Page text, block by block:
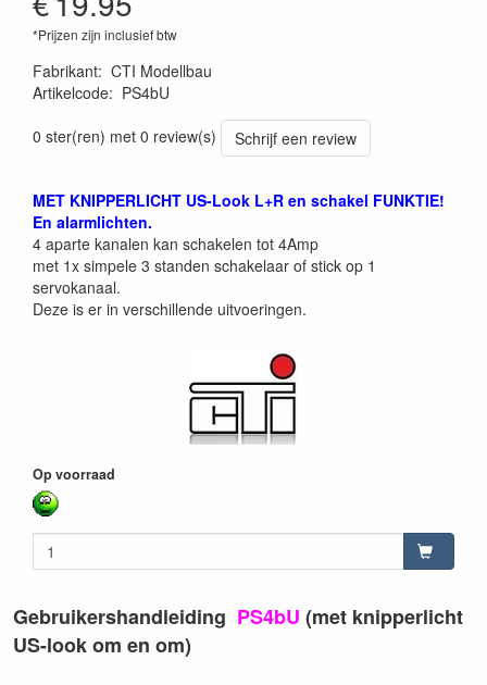
*Prijzen zijn inclusief btw
Fabrikant: CTI Modellbau
Artikelcode: PS4bU
0 ster(ren) met 0 review(s)
Schrijf een review
MET KNIPPERLICHT US-Look L+R en schakel FUNKTIE!
En alarmlichten.
4 aparte kanalen kan schakelen tot 4Amp
met 1x simpele 3 standen schakelaar of stick op 1
servokanaal.
Deze is er in verschillende uitvoeringen.
Op voorraad
Gebruikershandleiding PS4bU (met knipperlicht
US-look om en om)